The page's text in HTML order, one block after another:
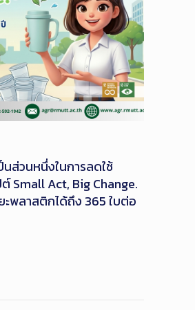
ส่วนหนึ่งในการลดใช้
Small Act, Big Change.
ะพลาสติกได้ถึง 365 ใบต่อ